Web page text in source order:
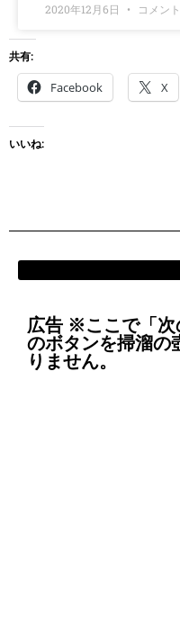
2020年12月6日 コメン
共有:
Facebook X
いいね:
広告 ※ここで「次
のボタンを掃溜の
りません。